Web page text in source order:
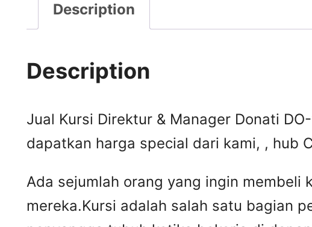
Description
Description
Jual Kursi Direktur & Manager Donati
dapatkan harga special dari kami, , hub
Ada sejumlah orang yang ingin membeli
mereka.Kursi adalah salah satu bagian